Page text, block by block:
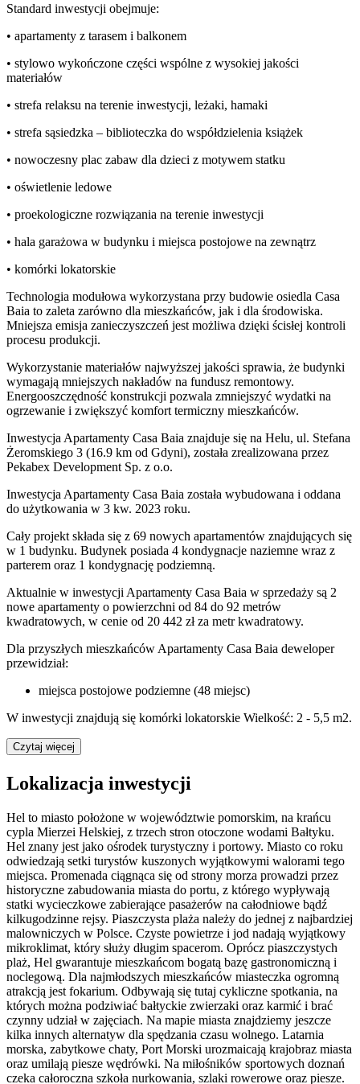
Standard inwestycji obejmuje:
• apartamenty z tarasem i balkonem
• stylowo wykończone części wspólne z wysokiej jakości
materiałów
• strefa relaksu na terenie inwestycji, leżaki, hamaki
• strefa sąsiedzka – biblioteczka do współdzielenia książek
• nowoczesny plac zabaw dla dzieci z motywem statku
• oświetlenie ledowe
• proekologiczne rozwiązania na terenie inwestycji
• hala garażowa w budynku i miejsca postojowe na zewnątrz
• komórki lokatorskie
Technologia modułowa wykorzystana przy budowie osiedla Casa
Baia to zaleta zarówno dla mieszkańców, jak i dla środowiska.
Mniejsza emisja zanieczyszczeń jest możliwa dzięki ścisłej kontroli
procesu produkcji.
Wykorzystanie materiałów najwyższej jakości sprawia, że budynki
wymagają mniejszych nakładów na fundusz remontowy.
Energooszczędność konstrukcji pozwala zmniejszyć wydatki na
ogrzewanie i zwiększyć komfort termiczny mieszkańców.
Inwestycja Apartamenty Casa Baia znajduje się na Helu, ul. Stefana
Żeromskiego 3 (16.9 km od Gdyni), została zrealizowana przez
Pekabex Development Sp. z o.o.
Inwestycja Apartamenty Casa Baia została wybudowana i oddana
do użytkowania w 3 kw. 2023 roku.
Cały projekt składa się z 69 nowych apartamentów znajdujących się
w 1 budynku. Budynek posiada 4 kondygnacje naziemne wraz z
parterem oraz 1 kondygnację podziemną.
Aktualnie w inwestycji Apartamenty Casa Baia w sprzedaży są 2
nowe apartamenty o powierzchni od 84 do 92 metrów
kwadratowych, w cenie od 20 442 zł za metr kwadratowy.
Dla przyszłych mieszkańców Apartamenty Casa Baia deweloper
przewidział:
miejsca postojowe podziemne (48 miejsc)
W inwestycji znajdują się komórki lokatorskie Wielkość: 2 - 5,5 m2.
Czytaj więcej
Lokalizacja inwestycji
Hel to miasto położone w województwie pomorskim, na krańcu
cypla Mierzei Helskiej, z trzech stron otoczone wodami Bałtyku.
Hel znany jest jako ośrodek turystyczny i portowy. Miasto co roku
odwiedzają setki turystów kuszonych wyjątkowymi walorami tego
miejsca. Promenada ciągnąca się od strony morza prowadzi przez
historyczne zabudowania miasta do portu, z którego wypływają
statki wycieczkowe zabierające pasażerów na całodniowe bądź
kilkugodzinne rejsy. Piaszczysta plaża należy do jednej z najbardziej
malowniczych w Polsce. Czyste powietrze i jod nadają wyjątkowy
mikroklimat, który służy długim spacerom. Oprócz piaszczystych
plaż, Hel gwarantuje mieszkańcom bogatą bazę gastronomiczną i
noclegową. Dla najmłodszych mieszkańców miasteczka ogromną
atrakcją jest fokarium. Odbywają się tutaj cykliczne spotkania, na
których można podziwiać bałtyckie zwierzaki oraz karmić i brać
czynny udział w zajęciach. Na mapie miasta znajdziemy jeszcze
kilka innych alternatyw dla spędzania czasu wolnego. Latarnia
morska, zabytkowe chaty, Port Morski urozmaicają krajobraz miasta
oraz umilają piesze wędrówki. Na miłośników sportowych doznań
czeka całoroczna szkoła nurkowania, szlaki rowerowe oraz piesze.